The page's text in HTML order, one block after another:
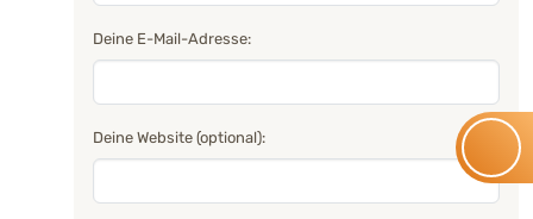
Deine E-Mail-Adresse:
Deine Website (optional):